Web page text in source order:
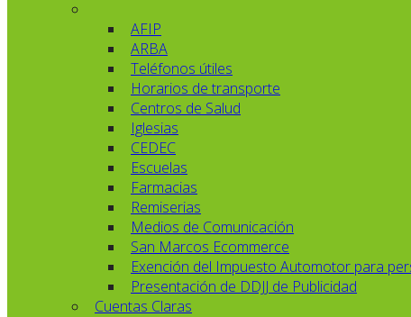
AFIP
ARBA
Teléfonos útiles
Horarios de transporte
Centros de Salud
Iglesias
CEDEC
Escuelas
Farmacias
Remiserias
Medios de Comunicación
San Marcos Ecommerce
Exención del Impuesto Automotor para
Presentación de DDJJ de Publicidad
Cuentas Claras